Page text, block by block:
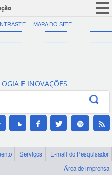
CORONAVÍRUS (COVID-19)
Canais
MAPA DO SITE
E INOVAÇÕES
Serviços
E-mail do Pesquisador
Área de imprensa